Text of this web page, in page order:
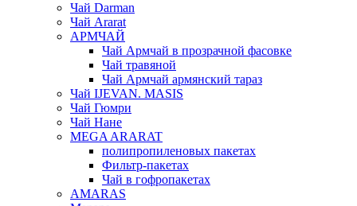
Чай Darman
Чай Ararat
АРМЧАЙ
Чай Армчай в прозрачной фасовке
Чай травяной
Чай Армчай армянский тараз
Чай IJEVAN. MASIS
Чай Гюмри
Чай Нане
MEGA ARARAT
полипропиленовых пакетах
Фильтр-пакетах
Чай в гофропакетах
AMARAS